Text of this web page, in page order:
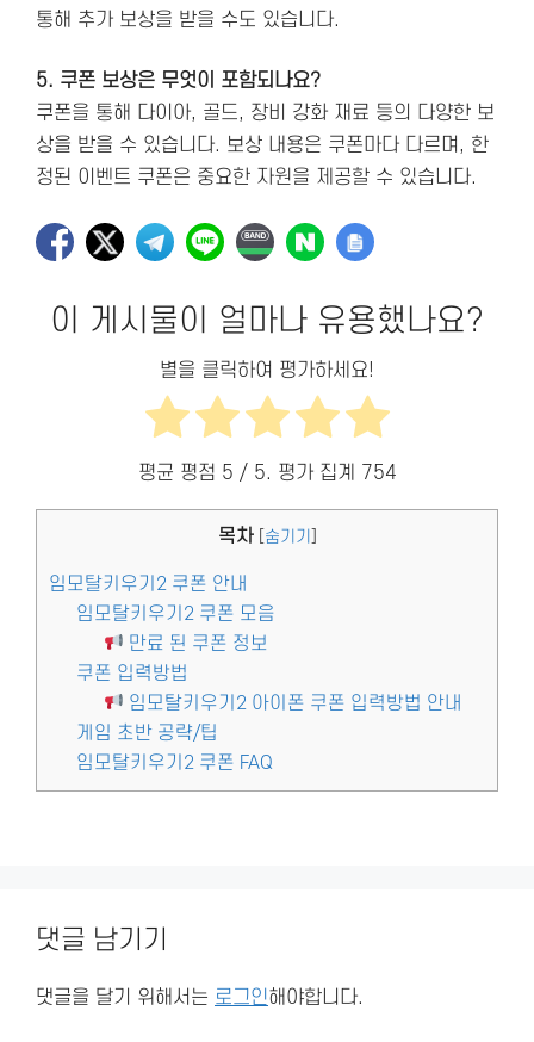
통해 추가 보상을 받을 수도 있습니다.
5. 쿠폰 보상은 무엇이 포함되나요?
쿠폰을 통해 다이아, 골드, 장비 강화 재료 등의 다양한 보
상을 받을 수 있습니다. 보상 내용은 쿠폰마다 다르며, 한
정된 이벤트 쿠폰은 중요한 자원을 제공할 수 있습니다.
이 게시물이 얼마나 유용했나요?
별을 클릭하여 평가하세요!
평균 평점 5 / 5. 평가 집계 754
목차 숨기기
임모탈키우기2 쿠폰 안내
임모탈키우기2 쿠폰 모음
만료 된 쿠폰 정보
쿠폰 입력방법
임모탈키우기2 아이폰 쿠폰 입력방법 안내
게임 초반 공략/팁
임모탈키우기2 쿠폰 FAQ
댓글 남기기
댓글을 달기 위해서는 로그인해야합니다.